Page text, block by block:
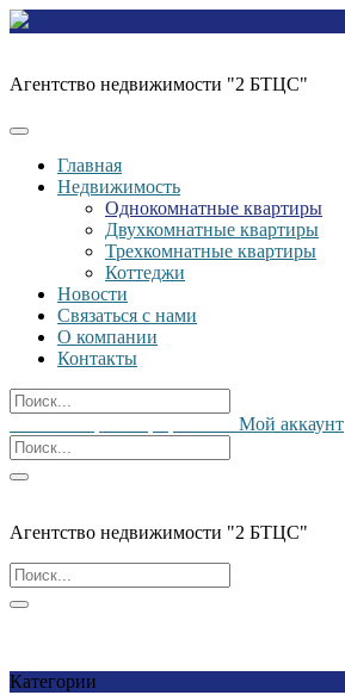
содержимому
Агентство недвижимости "2 БТЦС"
Главная
Недвижимость
Однокомнатные квартиры
Двухкомнатные квартиры
Трехкомнатные квартиры
Коттеджи
Новости
Связаться с нами
О компании
Контакты
Мой аккаунт
Агентство недвижимости "2 БТЦС"
Категории